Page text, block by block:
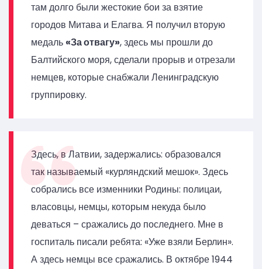
там долго были жестокие бои за взятие
городов Митава и Елагва. Я получил вторую
медаль «За отвагу», здесь мы прошли до
Балтийского моря, сделали прорыв и отрезали
немцев, которые снабжали Ленинградскую
группировку.
Здесь, в Латвии, задержались: образовался
так называемый «курляндский мешок». Здесь
собрались все изменники Родины: полицаи,
власовцы, немцы, которым некуда было
деваться – сражались до последнего. Мне в
госпиталь писали ребята: «Уже взяли Берлин».
А здесь немцы все сражались. В октябре 1944